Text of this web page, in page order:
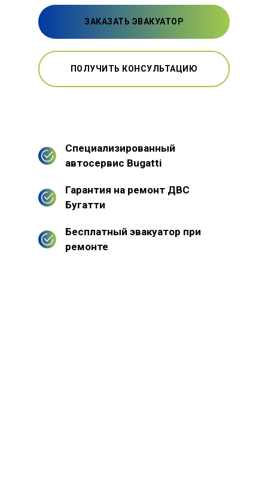
ЗАКАЗАТЬ ЭВАКУАТОР
ПОЛУЧИТЬ КОНСУЛЬТАЦИЮ
Специализированный
автосервис Bugatti
Гарантия на ремонт ДВС
Бугатти
Бесплатный эвакуатор при
ремонте